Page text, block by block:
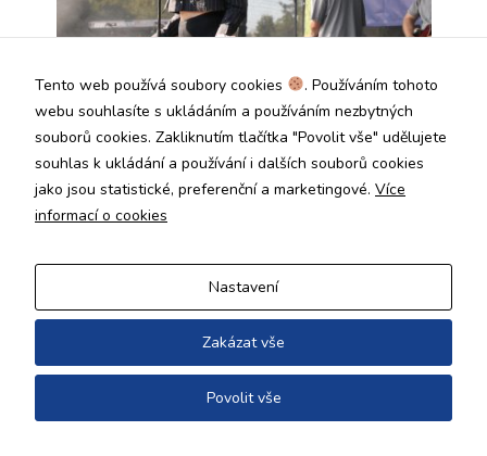
Tento web používá soubory cookies
. Používáním tohoto
webu souhlasíte s ukládáním a používáním nezbytných
souborů cookies. Zakliknutím tlačítka "Povolit vše" udělujete
souhlas k ukládání a používání i dalších souborů cookies
jako jsou statistické, preferenční a marketingové. Více
informací o cookies
Nastavení
Zakázat vše
Povolit vše